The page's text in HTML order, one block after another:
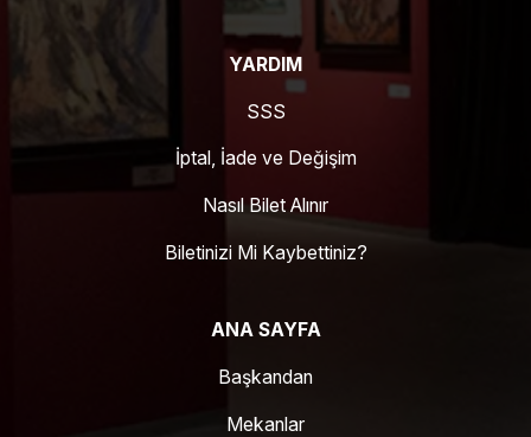
YARDIM
SSS
İptal, İade ve Değişim
Nasıl Bilet Alınır
Biletinizi Mi Kaybettiniz?
ANA SAYFA
Başkandan
Mekanlar